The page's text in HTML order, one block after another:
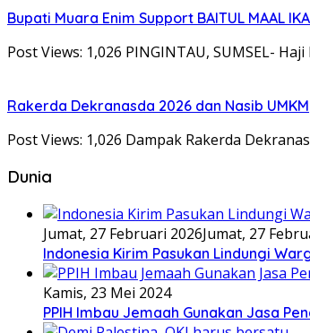
Bupati Muara Enim Support BAITUL MAAL
Post Views: 1,026 PINGINTAU, SUMSEL-
Rakerda Dekranasda 2026 dan Nasib UMKM
Post Views: 1,026 Dampak Rakerda
Dunia
Jumat, 27 Februari 2026Jumat, 27
Indonesia Kirim Pasukan Lindungi
Kamis, 23 Mei 2024
PPIH Imbau Jemaah Gunakan Jasa